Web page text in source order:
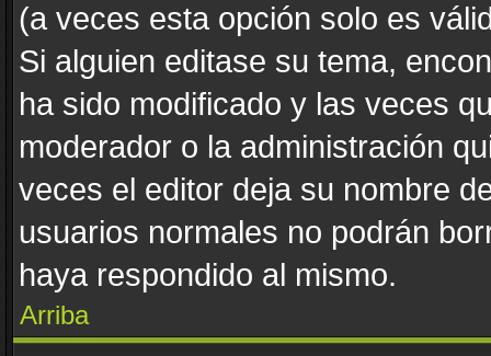
(a veces esta opción solo es
Si alguien editase su tema,
ha sido modificado y las veces
moderador o la administración
veces el editor deja su nombre
usuarios normales no podrán
haya respondido al mismo.
Arriba